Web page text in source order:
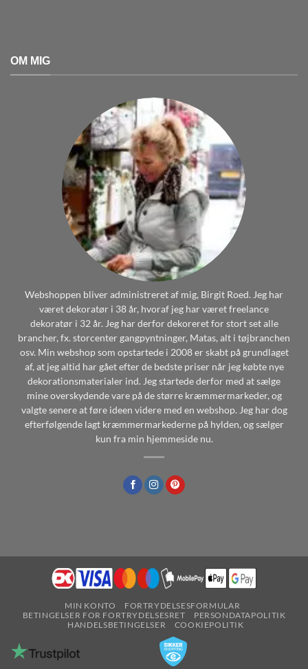
OM MIG
Webshoppen bliver administreret af mig, Birgit Roed. Jeg har
været dekoratør i 38 år, hvoraf jeg har været freelance
dekoratør i 32 år. Jeg har derfor dekoreret for stort set alle
brancher, fx. storcenter gangpyntninger, Matas, alt i tøjbranchen
osv. Min webshop som opstartede i 2008 er skabt på grundlaget
af, at jeg altid har gået efter de bedste priser når jeg købte nye
dekorationsmaterialer ind. Jeg startede derfor med at sælge
mine overskydende vare på de større kræmmermarkeder, og
valgte senere at føre ideen videre med en webshop. Jeg har dog
efterfølgende lagt kræmmermarkederne på hylden, og sælger
kun fra min hjemmeside nu.
MIN KONTO
FORTRYDELSESFORMULAR
BETINGELSER FOR FORTRYDELSESRET
PERSONDATAPOLITIK
HANDELSBETINGELSER
COOKIEPOLITIK